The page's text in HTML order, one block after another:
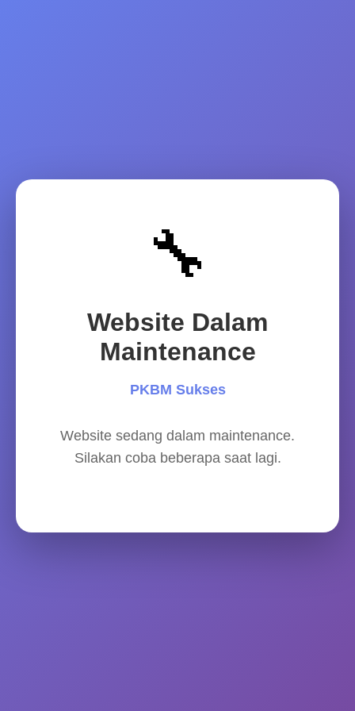
🔧
Website Dalam
Maintenance
PKBM Sukses
Website sedang dalam maintenance.
Silakan coba beberapa saat lagi.